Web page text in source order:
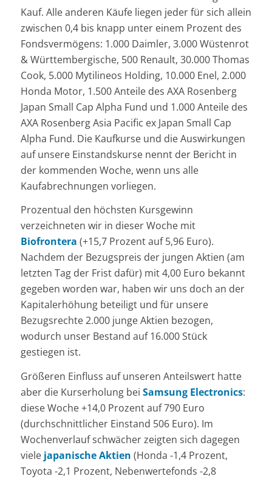
Kauf. Alle anderen Käufe liegen jeder für sich allein
zwischen 0,4 bis knapp unter einem Prozent des
Fondsvermögens: 1.000 Daimler, 3.000 Wüstenrot
& Württembergische, 500 Renault, 30.000 Thomas
Cook, 5.000 Mytilineos Holding, 10.000 Enel, 2.000
Honda Motor, 1.500 Anteile des AXA Rosenberg
Japan Small Cap Alpha Fund und 1.000 Anteile des
AXA Rosenberg Asia Pacific ex Japan Small Cap
Alpha Fund. Die Kaufkurse und die Auswirkungen
auf unsere Einstandskurse nennt der Bericht in
der kommenden Woche, wenn uns alle
Kaufabrechnungen vorliegen.
Prozentual den höchsten Kursgewinn
verzeichneten wir in dieser Woche mit
Biofrontera (+15,7 Prozent auf 5,96 Euro).
Nachdem der Bezugspreis der jungen Aktien (am
letzten Tag der Frist dafür) mit 4,00 Euro bekannt
gegeben worden war, haben wir uns doch an der
Kapitalerhöhung beteiligt und für unsere
Bezugsrechte 2.000 junge Aktien bezogen,
wodurch unser Bestand auf 16.000 Stück
gestiegen ist.
Größeren Einfluss auf unseren Anteilswert hatte
aber die Kurserholung bei Samsung Electronics:
diese Woche +14,0 Prozent auf 790 Euro
(durchschnittlicher Einstand 506 Euro). Im
Wochenverlauf schwächer zeigten sich dagegen
viele japanische Aktien (Honda -1,4 Prozent,
Toyota -2,1 Prozent, Nebenwertefonds -2,8